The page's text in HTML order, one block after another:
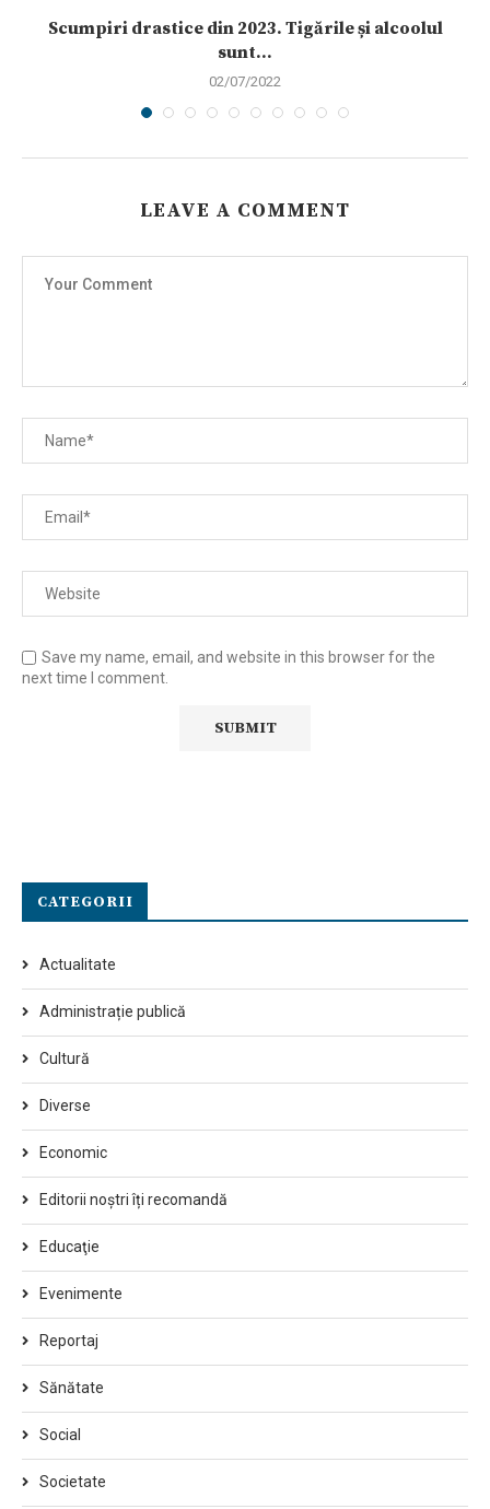
Scumpiri drastice din 2023. Tigările și alcoolul
sunt...
02/07/2022
LEAVE A COMMENT
Save my name, email, and website in this browser for the
next time I comment.
CATEGORII
Actualitate
Administrație publică
Cultură
Diverse
Economic
Editorii noștri îți recomandă
Educaţie
Evenimente
Reportaj
Sănătate
Social
Societate